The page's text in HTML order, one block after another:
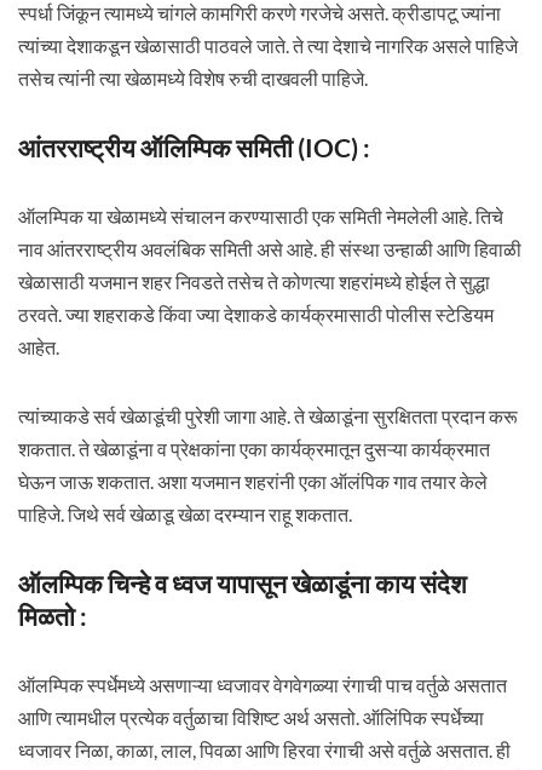
स्पर्धा जिंकून त्यामध्ये चांगले कामगिरी करणे गरजेचे असते. क्रीडापटू ज्यांना
त्यांच्या देशाकडून खेळासाठी पाठवले जाते. ते त्या देशाचे नागरिक असले पाहिजे
तसेच त्यांनी त्या खेळामध्ये विशेष रुची दाखवली पाहिजे.
आंतरराष्ट्रीय ऑलिम्पिक समिती (IOC) :
ऑलम्पिक या खेळामध्ये संचालन करण्यासाठी एक समिती नेमलेली आहे. तिचे
नाव आंतरराष्ट्रीय अवलंबिक समिती असे आहे. ही संस्था उन्हाळी आणि हिवाळी
खेळासाठी यजमान शहर निवडते तसेच ते कोणत्या शहरांमध्ये होईल ते सुद्धा
ठरवते. ज्या शहराकडे किंवा ज्या देशाकडे कार्यक्रमासाठी पोलीस स्टेडियम
आहेत.
त्यांच्याकडे सर्व खेळाडूंची पुरेशी जागा आहे. ते खेळाडूंना सुरक्षितता प्रदान करू
शकतात. ते खेळाडूंना व प्रेक्षकांना एका कार्यक्रमातून दुसऱ्या कार्यक्रमात
घेऊन जाऊ शकतात. अशा यजमान शहरांनी एका ऑलंपिक गाव तयार केले
पाहिजे. जिथे सर्व खेळाडू खेळा दरम्यान राहू शकतात.
ऑलम्पिक चिन्हे व ध्वज यापासून खेळाडूंना काय संदेश
मिळतो :
ऑलम्पिक स्पर्धेमध्ये असणाऱ्या ध्वजावर वेगवेगळ्या रंगाची पाच वर्तुळे असतात
आणि त्यामधील प्रत्येक वर्तुळाचा विशिष्ट अर्थ असतो. ऑलिंपिक स्पर्धेच्या
ध्वजावर निळा, काळा, लाल, पिवळा आणि हिरवा रंगाची असे वर्तुळे असतात. ही